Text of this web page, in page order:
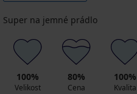
Super na jemné prádlo
100%
Velikost
80%
Cena
100%
Kvalita